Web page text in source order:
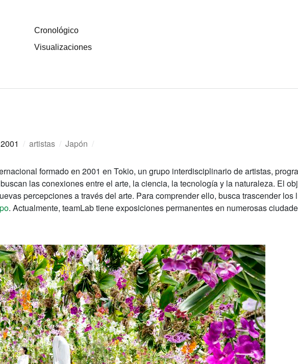
Cronológico
Visualizaciones
/ artistas / Japón /
formado en 2001 en Tokio, un grupo interdisciplinario de artistas,
las conexiones entre el arte, la ciencia, la tecnología y la naturaleza. El
percepciones a través del arte. Para comprender ello, busca trascender
. Actualmente, teamLab tiene exposiciones permanentes en numerosas